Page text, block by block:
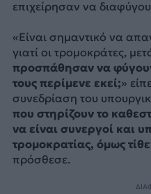
επιχείρησαν να
«Είναι σημαντικό να
γιατί οι τρομοκράτες,
προσπάθησαν να
τους περίμενε εκεί;»
συνεδρίαση του
που στηρίζουν το
να είναι συνεργοί και
τρομοκρατίας, όμως
πρόσθεσε.